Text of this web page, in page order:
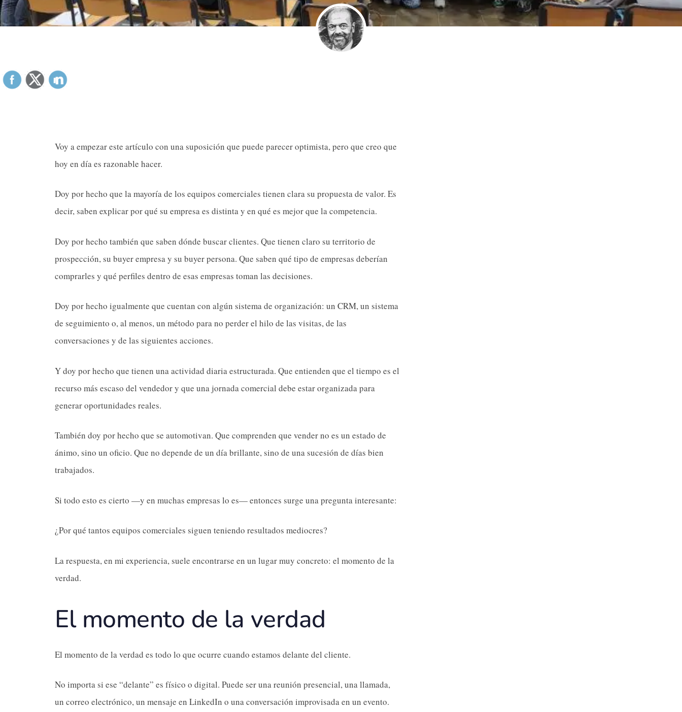
Voy a empezar este artículo con una suposición que puede parecer optimista, pero que creo que
hoy en día es razonable hacer.
Doy por hecho que la mayoría de los equipos comerciales tienen clara su propuesta de valor. Es
decir, saben explicar por qué su empresa es distinta y en qué es mejor que la competencia.
Doy por hecho también que saben dónde buscar clientes. Que tienen claro su territorio de
prospección, su buyer empresa y su buyer persona. Que saben qué tipo de empresas deberían
comprarles y qué perfiles dentro de esas empresas toman las decisiones.
Doy por hecho igualmente que cuentan con algún sistema de organización: un CRM, un sistema
de seguimiento o, al menos, un método para no perder el hilo de las visitas, de las
conversaciones y de las siguientes acciones.
Y doy por hecho que tienen una actividad diaria estructurada. Que entienden que el tiempo es el
recurso más escaso del vendedor y que una jornada comercial debe estar organizada para
generar oportunidades reales.
También doy por hecho que se automotivan. Que comprenden que vender no es un estado de
ánimo, sino un oficio. Que no depende de un día brillante, sino de una sucesión de días bien
trabajados.
Si todo esto es cierto —y en muchas empresas lo es— entonces surge una pregunta interesante:
¿Por qué tantos equipos comerciales siguen teniendo resultados mediocres?
La respuesta, en mi experiencia, suele encontrarse en un lugar muy concreto: el momento de la
verdad.
El momento de la verdad
El momento de la verdad es todo lo que ocurre cuando estamos delante del cliente.
No importa si ese “delante” es físico o digital. Puede ser una reunión presencial, una llamada,
un correo electrónico, un mensaje en LinkedIn o una conversación improvisada en un evento.